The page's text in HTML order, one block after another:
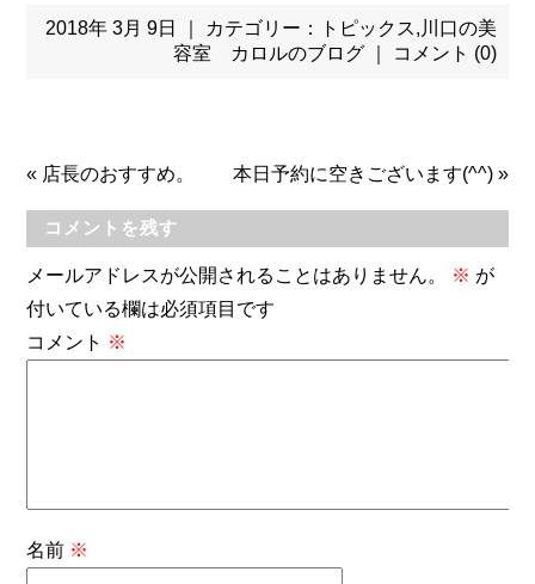
2018年 3月 9日 ｜ カテゴリー： トピックス, 川口の美
容室 カロルのブログ｜ コメント (0)
« 店長のおすすめ。 本日予約に空きございます(^^)»
コメントを残す
メールアドレスが公開されることはありません。 ※ が
付いている欄は必須項目です
コメント ※
名前 ※